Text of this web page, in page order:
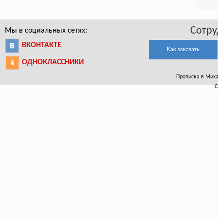
Мы в социальных сетях:
ВКОНТАКТЕ
ОДНОКЛАССНИКИ
Как заказать
Прописка в